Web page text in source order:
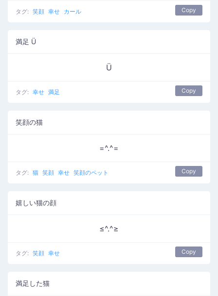
タグ: 笑顔 幸せ カール Copy
満足 Ü
Ü
タグ: 幸せ 満足 Copy
笑顔の猫
=^.^=
タグ: 猫 笑顔 幸せ 笑顔のペット Copy
嬉しい猫の顔
≤^.^≥
タグ: 笑顔 幸せ Copy
満足した猫